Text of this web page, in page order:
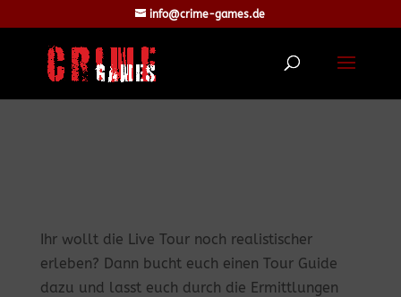
info@crime-games.de
Ihr wollt die Live Tour noch realistischer
erleben? Dann bucht euch einen Tour Guide
dazu und lasst euch durch die Ermittlungen